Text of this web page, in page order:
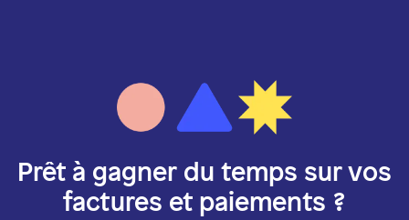
Prêt à gagner du temps sur vos
factures et paiements ?